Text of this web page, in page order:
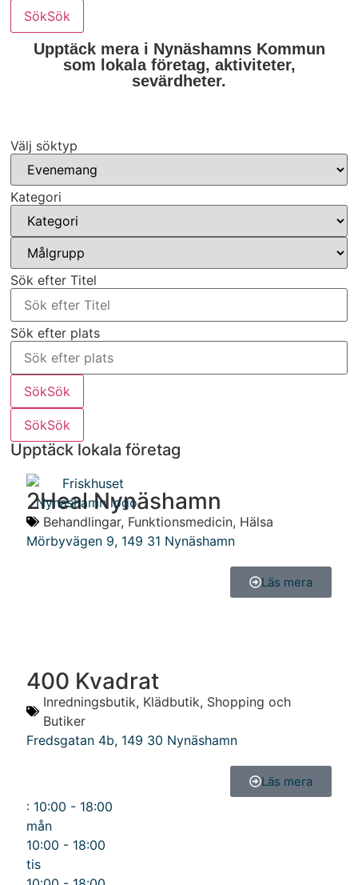
SökSök
Upptäck mera i Nynäshamns Kommun
som lokala företag, aktiviteter,
sevärdheter.
Välj söktyp
Kategori
Sök efter Titel
Sök efter plats
SökSök
SökSök
Upptäck lokala företag
2Heal Nynäshamn
Behandlingar, Funktionsmedicin, Hälsa
Mörbyvägen 9, 149 31 Nynäshamn
Läs mera
400 Kvadrat
Inredningsbutik, Klädbutik, Shopping och
Butiker
Fredsgatan 4b, 149 30 Nynäshamn
Läs mera
: 10:00 - 18:00
mån
10:00 - 18:00
tis